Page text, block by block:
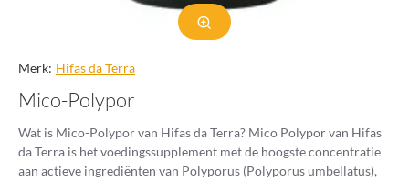
Merk: Hifas da Terra
Mico-Polypor
Wat is Mico-Polypor van Hifas da Terra? Mico Polypor van Hifas
da Terra is het voedingssupplement met de hoogste concentratie
aan actieve ingrediënten van Polyporus (Polyporus umbellatus),